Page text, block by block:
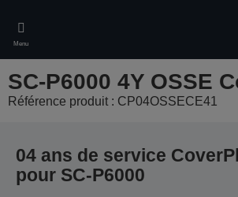
main
content
Menu
SC-P6000 4Y OSSE
Référence produit : CP04OSSECE41
04 ans de service
pour SC-P6000